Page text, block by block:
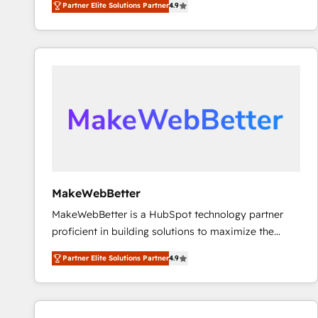
marketing automation, Growth, Revops, CRM et
webdesign. Markentive is both a consulting firm, a
digital agency and an integrator. With over 115
Partner Elite Solutions Partner4.9
MakeWebBetter
MakeWebBetter is a HubSpot technology partner
proficient in building solutions to maximize the
operational efficiency of HubSpot. The fastest-
growing tech-enabler & facilitator, MakeWebBetter,
hands you the blend of HubSpot expertise &
eminent solutions & integrations. Trust us to
Partner Elite Solutions Partner4.9